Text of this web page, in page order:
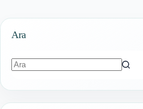
Ara